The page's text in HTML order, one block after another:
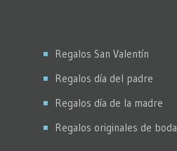
Regalos San Valentín
Regalos día del padre
Regalos día de la madre
Regalos originales de boda